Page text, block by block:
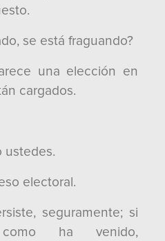
se está fraguando?
una elección en
cargados.
ustedes.
electoral.
seguramente; si
ha venido,